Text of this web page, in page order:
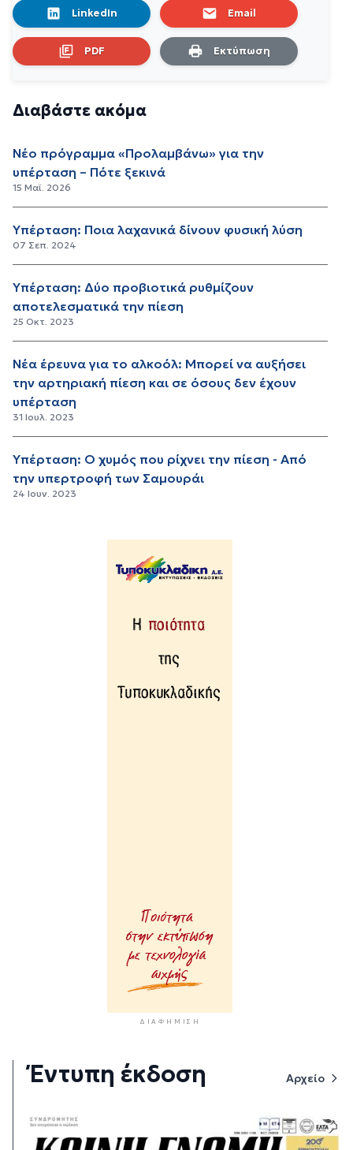
LinkedIn Email
PDF Εκτύπωση
Διαβάστε ακόμα
Νέο πρόγραμμα «Προλαμβάνω» για την
υπέρταση – Πότε ξεκινά
15 Μαϊ. 2026
Υπέρταση: Ποια λαχανικά δίνουν φυσική λύση
07 Σεπ. 2024
Υπέρταση: Δύο προβιοτικά ρυθμίζουν
αποτελεσματικά την πίεση
25 Οκτ. 2023
Νέα έρευνα για το αλκοόλ: Μπορεί να αυξήσει
την αρτηριακή πίεση και σε όσους δεν έχουν
υπέρταση
31 Ιουλ. 2023
Υπέρταση: Ο χυμός που ρίχνει την πίεση - Από
την υπερτροφή των Σαμουράι
24 Ιουν. 2023
ΔΙΑΦΉΜΙΣΗ
Έντυπη έκδοση Αρχείο